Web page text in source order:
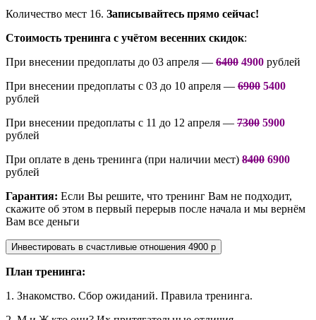
Количество мест 16. Записывайтесь прямо сейчас!
Стоимость тренинга с учётом весенних скидок:
При внесении предоплаты до 03 апреля — 6400 4900 рублей
При внесении предоплаты с 03 до 10 апреля — 6900 5400
рублей
При внесении предоплаты с 11 до 12 апреля — 7300 5900
рублей
При оплате в день тренинга (при наличии мест) 8400 6900
рублей
Гарантия: Если Вы решите, что тренинг Вам не подходит,
скажите об этом в первый перерыв после начала и мы вернём
Вам все деньги
План тренинга:
1. Знакомство. Сбор ожиданий. Правила тренинга.